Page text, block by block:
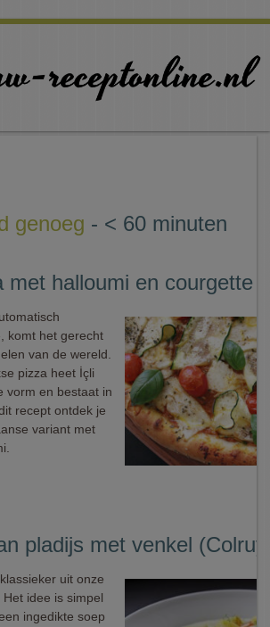
genoeg - < 60 minuten
met halloumi en courgette
komt het gerecht
van de wereld.
pizza heet İçli
vorm en bestaat in
recept ontdek je
variant met
pladijs met venkel
uit onze
idee is simpel
ingedikte soep